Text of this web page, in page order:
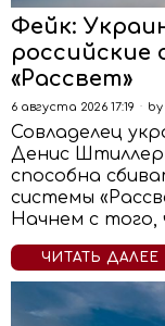
Фейк:
«Рассвет»
6 августа 2026 17:19 by
Совладелец
Денис
способна
системы
Начнем с того,
ЧИТАТЬ ДАЛЕЕ